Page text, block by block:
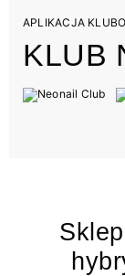
APLIKACJA
KLUB